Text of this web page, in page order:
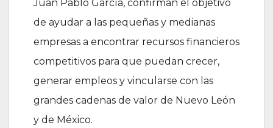
Juan Pablo García, confirman el objetivo
de ayudar a las pequeñas y medianas
empresas a encontrar recursos financieros
competitivos para que puedan crecer,
generar empleos y vincularse con las
grandes cadenas de valor de Nuevo León
y de México.